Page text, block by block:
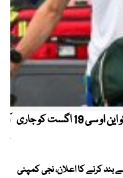
کیریبین پریمیئر لیگ ، قومی کرکٹرز کو این او سی 19 اگست کو جاری
11 اگست سے بند کرنے کا اعلان، نجی کمپنی